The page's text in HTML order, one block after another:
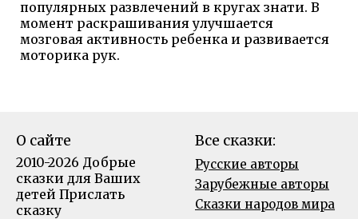
популярных развлечений в кругах знати. В
момент раскрашивания улучшается
мозговая активность ребенка и развивается
моторика рук.
О сайте
2010-2026 Добрые
сказки для Ваших
детей Прислать
сказку
Все сказки:
Русские авторы
Зарубежные авторы
Сказки народов мира